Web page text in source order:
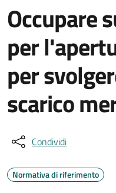
Occupare
per
per
scarico
Condividi
Normativa di riferimento